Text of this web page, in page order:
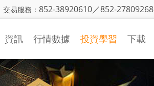
交易服務： 852-38920610／852-27809268
資訊
金銀日評
行情數據
行情中心
投資學習 下載